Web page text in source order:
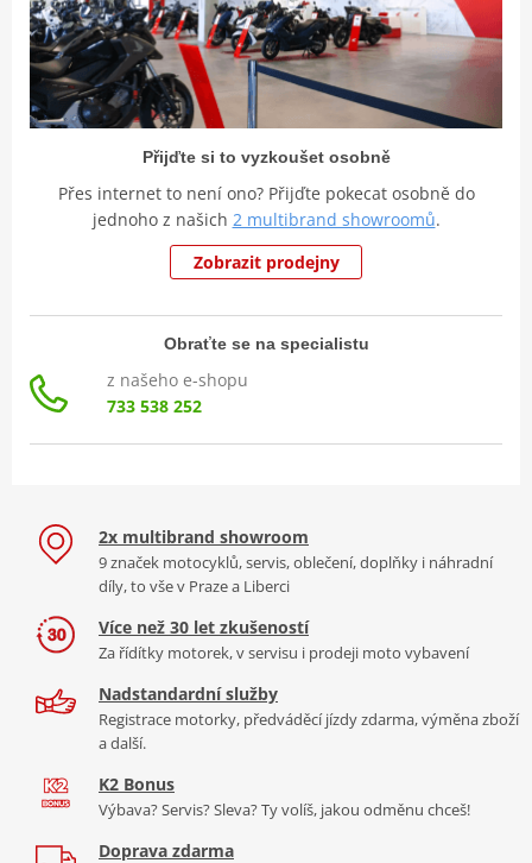
Přijďte si to vyzkoušet osobně
Přes internet to není ono? Přijďte pokecat osobně do
jednoho z našich 2 multibrand showroomů.
Zobrazit prodejny
Obraťte se na specialistu
z našeho e-shopu
733 538 252
2x multibrand showroom
9 značek motocyklů, servis, oblečení, doplňky i náhradní
díly, to vše v Praze a Liberci
Více než 30 let zkušeností
Za řídítky motorek, v servisu i prodeji moto vybavení
Nadstandardní služby
Registrace motorky, předváděcí jízdy zdarma, výměna zboží
a další.
K2 Bonus
Výbava? Servis? Sleva? Ty volíš, jakou odměnu chceš!
Doprava zdarma